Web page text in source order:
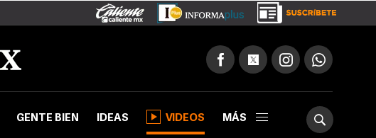
GENTE BIEN IDEAS VIDEOS MÁS